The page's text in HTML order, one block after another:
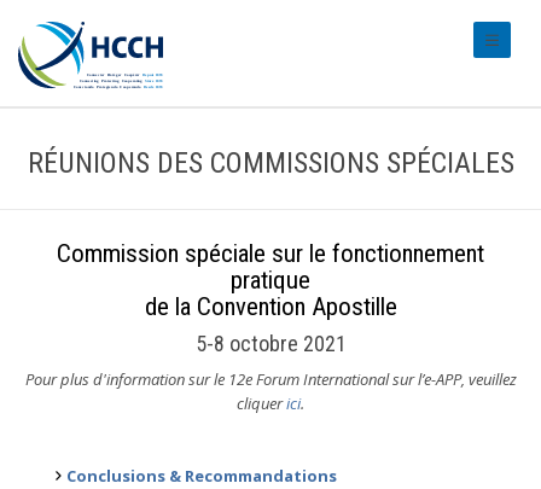
RÉUNIONS DES COMMISSIONS SPÉCIALES
Commission spéciale sur le fonctionnement
pratique
de la Convention Apostille
5-8 octobre 2021
Pour plus d'information sur le 12e Forum International sur l’e-APP, veuillez
cliquerici.
Conclusions & Recommandations